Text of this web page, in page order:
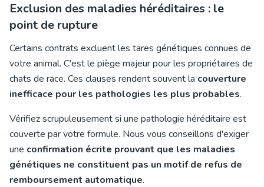
Exclusion des maladies héréditaires : le
point de rupture
Certains contrats excluent les tares génétiques connues de
votre animal. C'est le piège majeur pour les propriétaires de
chats de race. Ces clauses rendent souvent la couverture
inefficace pour les pathologies les plus probables.
Vérifiez scrupuleusement si une pathologie héréditaire est
couverte par votre formule. Nous vous conseillons d'exiger
une confirmation écrite prouvant que les maladies
génétiques ne constituent pas un motif de refus de
remboursement automatique.